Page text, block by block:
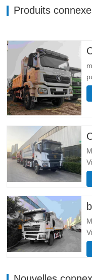
Produits
(mm)